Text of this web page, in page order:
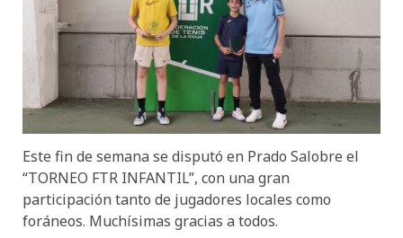
Este fin de semana se disputó en Prado Salobre el
“TORNEO FTR INFANTIL”, con una gran
participación tanto de jugadores locales como
foráneos. Muchísimas gracias a todos.